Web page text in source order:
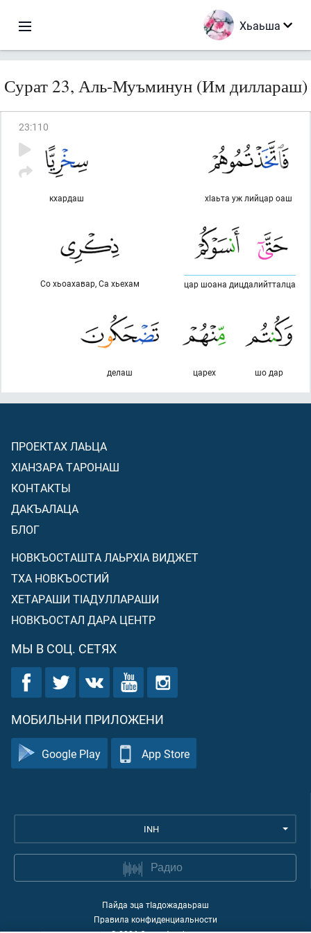
Хьаьша
Сурат 23, Аль-Муъминун (Им диллараш)
23:110
хlаьта уж лийцар оаш
кхардаш
цар шоана дицдалийтталца
Со хьоахавар, Са хьехам
шо дар
царех
делаш
ПРОЕКТАХ ЛАЬЦА
ХIАНЗАРА ТАРОНАШ
КОНТАКТЫ
ДАКЪАЛАЦА
БЛОГ
НОВКЪОСТАШТА ЛАЬРХIА ВИДЖЕТ
ТХА НОВКЪОСТИЙ
ХЕТАРАШИ ТIАДУЛЛАРАШИ
НОВКЪОСТАЛ ДАРА ЦЕНТР
МЫ В СОЦ. СЕТЯХ
МОБИЛЬНИ ПРИЛОЖЕНИ
Google Play App Store
INH
Радио
Пайда эца тIадожадаьраш
Правила конфиденциальности